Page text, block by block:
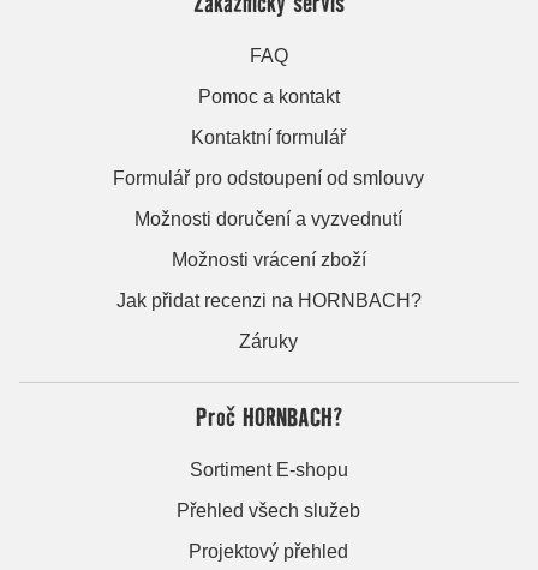
FAQ
Pomoc a kontakt
Kontaktní formulář
Formulář pro odstoupení od smlouvy
Možnosti doručení a vyzvednutí
Možnosti vrácení zboží
Jak přidat recenzi na HORNBACH?
Záruky
Proč HORNBACH?
Sortiment E-shopu
Přehled všech služeb
Projektový přehled